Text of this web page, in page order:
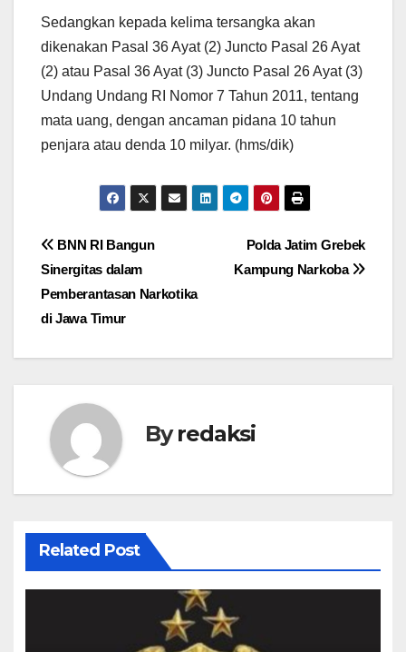
Sedangkan kepada kelima tersangka akan
dikenakan Pasal 36 Ayat (2) Juncto Pasal 26 Ayat
(2) atau Pasal 36 Ayat (3) Juncto Pasal 26 Ayat (3)
Undang Undang RI Nomor 7 Tahun 2011, tentang
mata uang, dengan ancaman pidana 10 tahun
penjara atau denda 10 milyar. (hms/dik)
Navigasi
pos
Polda Jatim Grebek
Kampung Narkoba
BNN RI Bangun
Sinergitas dalam
Pemberantasan Narkotika
di Jawa Timur
Byredaksi
Related Post